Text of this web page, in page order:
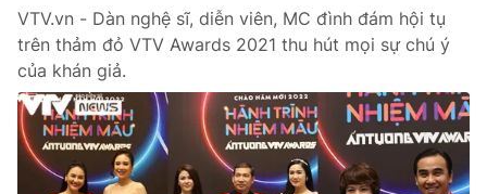
VTV.vn - Dàn nghệ sĩ, diễn viên, MC đình đám hội tụ
trên thảm đỏ VTV Awards 2021 thu hút mọi sự chú ý
của khán giả.